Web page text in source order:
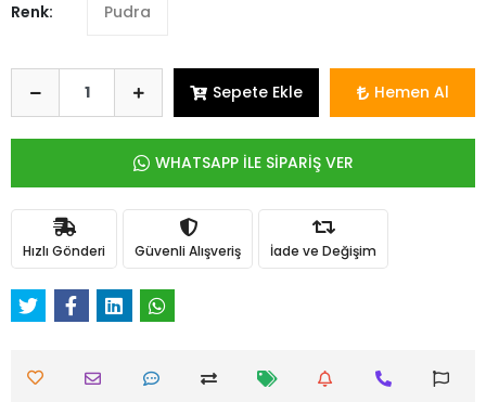
Renk: Pudra
Sepete Ekle Hemen Al
WHATSAPP İLE SİPARİŞ VER
Hızlı Gönderi Güvenli Alışveriş İade ve Değişim